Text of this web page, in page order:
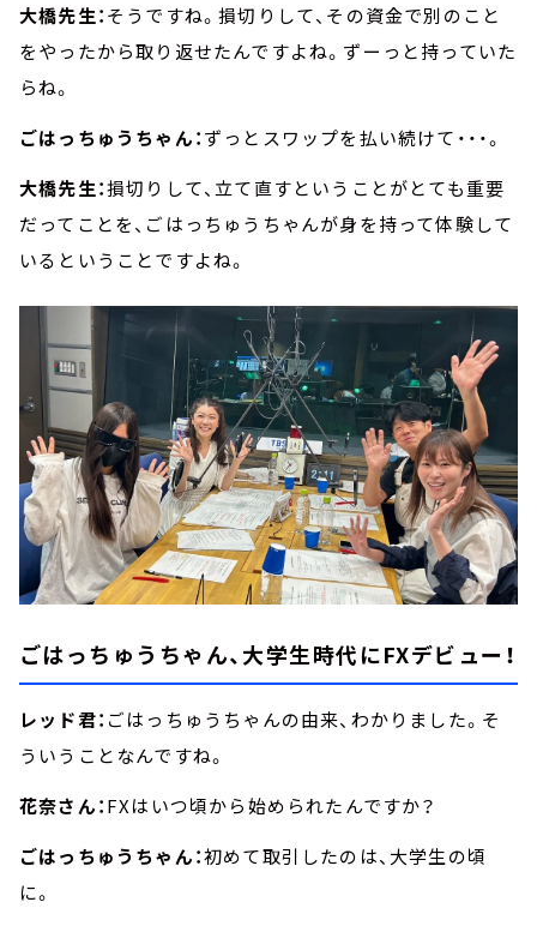
大橋先生：そうですね。損切りして、その資金で別のこと
をやったから取り返せたんですよね。ずーっと持っていた
らね。
ごはっちゅうちゃん：ずっとスワップを払い続けて・・・。
大橋先生：損切りして、立て直すということがとても重要
だってことを、ごはっちゅうちゃんが身を持って体験して
いるということですよね。
ごはっちゅうちゃん、大学生時代にFXデビュー！
レッド君： ごはっちゅうちゃんの由来、わかりました。そ
ういうことなんですね。
花奈さん：FXはいつ頃から始められたんですか？
ごはっちゅうちゃん：初めて取引したのは、大学生の頃
に。